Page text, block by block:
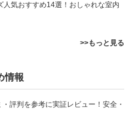
人気おすすめ14選！おしゃれな室内
>>もっと見る
情報
評判を参考に実証レビュー！安全・